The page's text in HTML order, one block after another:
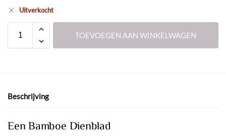
Uitverkocht
TOEVOEGEN AAN WINKELWAGEN
Beschrijving
Een Bamboe Dienblad